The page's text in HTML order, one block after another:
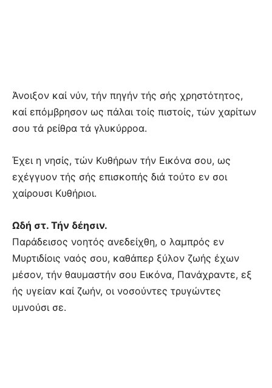
Άνοιξον καί νύν, τήν πηγήν τής σής χρηστότητος,
καί επόμβρησον ως πάλαι τοίς πιστοίς, τών χαρίτων
σου τά ρείθρα τά γλυκύρροα.
Έχει η νησίς, τών Κυθήρων τήν Εικόνα σου, ως
εχέγγυον τής σής επισκοπής διά τούτο εν σοι
χαίρουσι Κυθήριοι.
Ωδή στ. Τήν δέησιν.
Παράδεισος νοητός ανεδείχθη, ο λαμπρός εν
Μυρτιδίοις ναός σου, καθάπερ ξύλον ζωής έχων
μέσον, τήν θαυμαστήν σου Εικόνα, Πανάχραντε, εξ
ής υγείαν καί ζωήν, οι νοσούντες τρυγώντες
υμνούσι σε.